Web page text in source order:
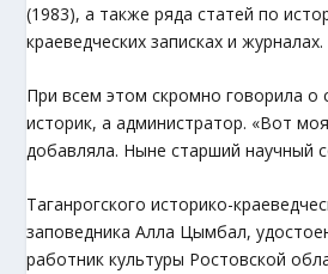
(1983), а также ряда статей по
краеведческих записках и журналах.
При всем этом скромно говорила о
историк, а администратор. «Вот
добавляла. Ныне старший научный
Таганрогского историко-
заповедника Алла Цымбал,
работник культуры Ростовской